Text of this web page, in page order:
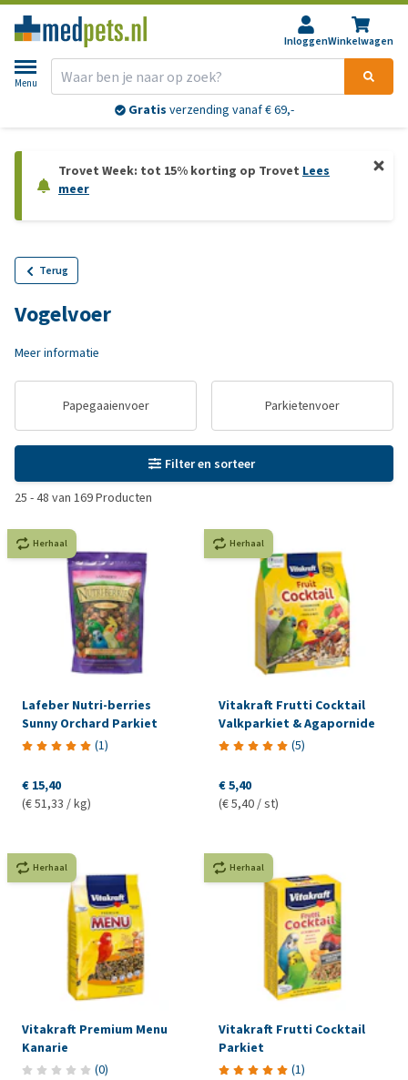
InloggenWinkelwagen
Menu
Gratis verzending vanaf € 69,-
Trovet Week: tot 15% korting op Trovet Lees
meer
Terug
Vogelvoer
Meer informatie
Papegaaienvoer Parkietenvoer
Filter en sorteer
25 -48 van 169Producten
Herhaal
Lafeber Nutri-berries
Sunny Orchard Parkiet
(1)
€ 15,40
(€ 51,33 / kg)
Herhaal
Vitakraft Frutti Cocktail
Valkparkiet & Agapornide
(5)
€ 5,40
(€ 5,40 / st)
Herhaal
Vitakraft Premium Menu
Kanarie
(0)
Herhaal
Vitakraft Frutti Cocktail
Parkiet
(1)